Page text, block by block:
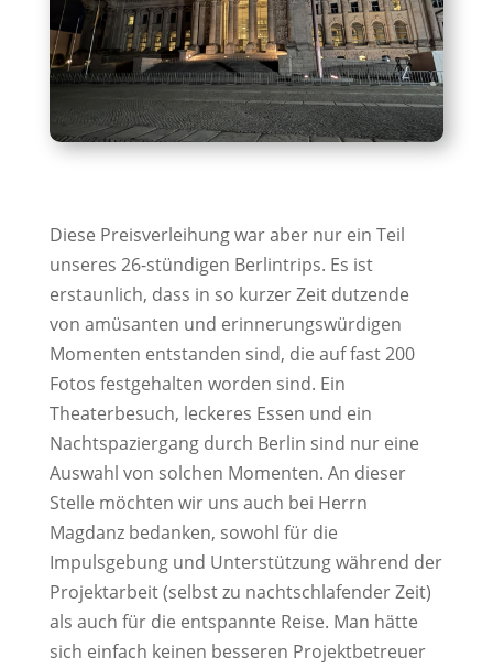
Diese Preisverleihung war aber nur ein Teil
unseres 26-stündigen Berlintrips. Es ist
erstaunlich, dass in so kurzer Zeit dutzende
von amüsanten und erinnerungswürdigen
Momenten entstanden sind, die auf fast 200
Fotos festgehalten worden sind. Ein
Theaterbesuch, leckeres Essen und ein
Nachtspaziergang durch Berlin sind nur eine
Auswahl von solchen Momenten. An dieser
Stelle möchten wir uns auch bei Herrn
Magdanz bedanken, sowohl für die
Impulsgebung und Unterstützung während der
Projektarbeit (selbst zu nachtschlafender Zeit)
als auch für die entspannte Reise. Man hätte
sich einfach keinen besseren Projektbetreuer